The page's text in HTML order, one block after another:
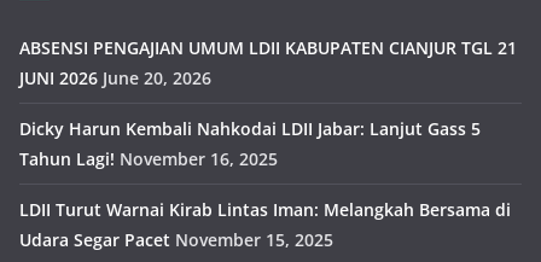
ABSENSI PENGAJIAN UMUM LDII KABUPATEN CIANJUR TGL 21
JUNI 2026 June 20, 2026
Dicky Harun Kembali Nahkodai LDII Jabar: Lanjut Gass 5
Tahun Lagi! November 16, 2025
LDII Turut Warnai Kirab Lintas Iman: Melangkah Bersama di
Udara Segar Pacet November 15, 2025